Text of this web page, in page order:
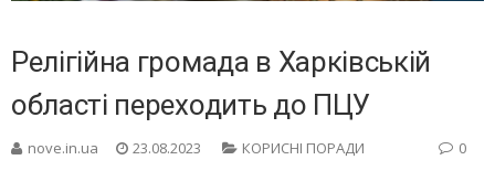
Релігійна громада в Харківській
області переходить до ПЦУ
nove.in.ua 23.08.2023 КОРИСНІ ПОРАДИ 0